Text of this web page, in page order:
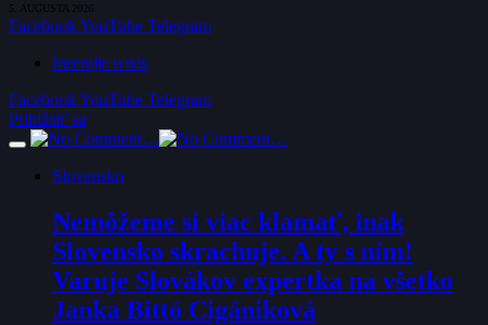
5. AUGUSTA 2026
FacebookYouTube Telegram
Inzerujte u nás
FacebookYouTube Telegram
Prihlásiť sa
Slovensko
Nemôžeme si viac klamať, inak
Slovensko skrachuje. A ty s ním!
Varuje Slovákov expertka na všetko
Janka Bittó Cigániková